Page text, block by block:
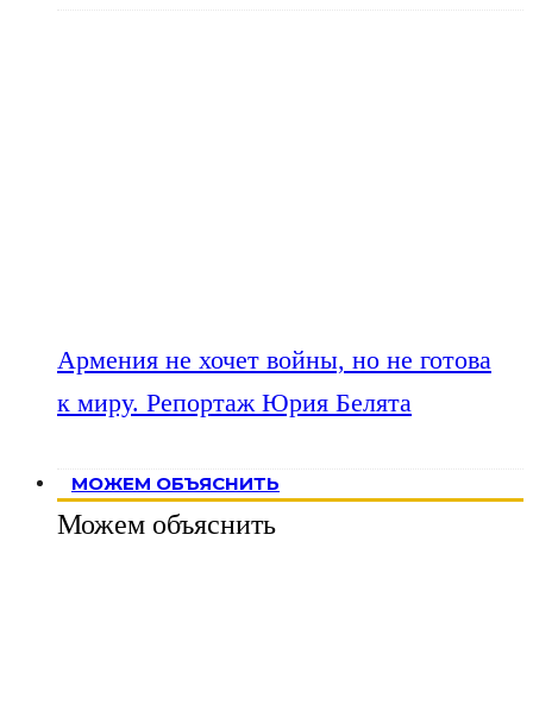
Армения не хочет войны, но не готова
к миру. Репортаж Юрия Белята
МОЖЕМ ОБЪЯСНИТЬ
Можем объяснить